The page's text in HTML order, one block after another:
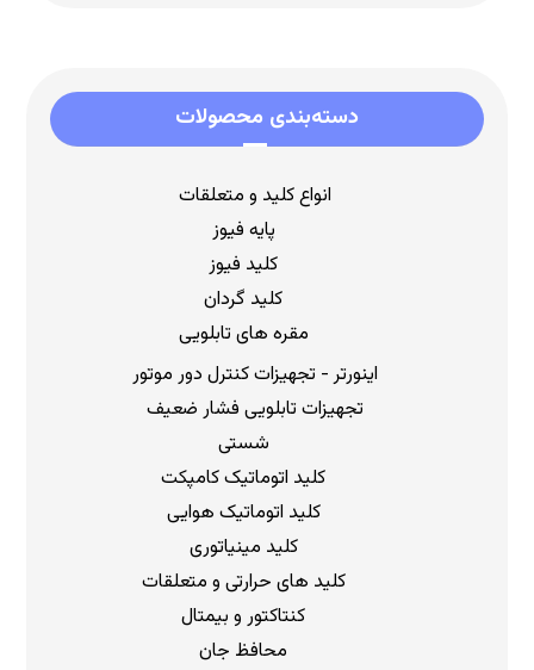
دسته‌بندی محصولات
انواع کلید و متعلقات
پایه فیوز
کلید فیوز
کلید گردان
مقره های تابلویی
اینورتر - تجهیزات کنترل دور موتور
تجهیزات تابلویی فشار ضعیف
شستی
کلید اتوماتیک کامپکت
کلید اتوماتیک هوایی
کلید مینیاتوری
کلید های حرارتی و متعلقات
کنتاکتور و بیمتال
محافظ جان